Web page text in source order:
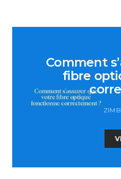
Comment
fibre